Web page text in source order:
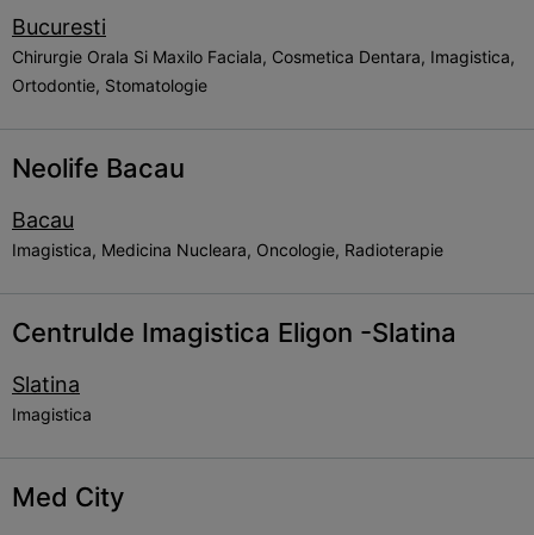
Bucuresti
Chirurgie Orala Si Maxilo Faciala, Cosmetica Dentara, Imagistica,
Ortodontie, Stomatologie
Neolife Bacau
Bacau
Imagistica, Medicina Nucleara, Oncologie, Radioterapie
Centrulde Imagistica Eligon -Slatina
Slatina
Imagistica
Med City